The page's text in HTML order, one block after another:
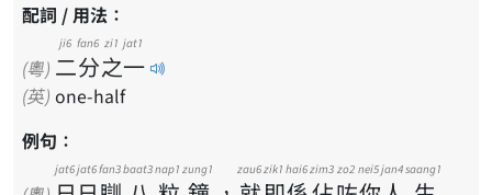
配詞 / 用法：
(粵) 二
ji6
分
fan6
之
zi1
一
jat1
(英) one-half
例句：
jat6jat6fan3baat3nap1 zung1 zau6 zik1 hai6 zim3 zo2 nei5jan4 saang1